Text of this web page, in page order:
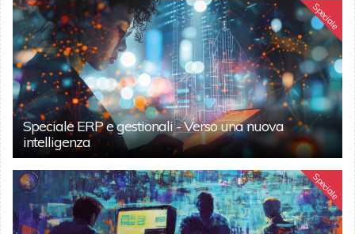
Speciale
Speciale ERP e gestionali - Verso una nuova
intelligenza
Speciale